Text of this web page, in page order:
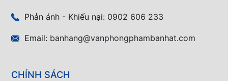
Phản ánh - Khiếu nại: 0902 606 233
Email: banhang@vanphongphambanhat.com
CHÍNH SÁCH